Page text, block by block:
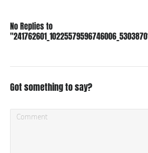
No Replies to
Got something to say?